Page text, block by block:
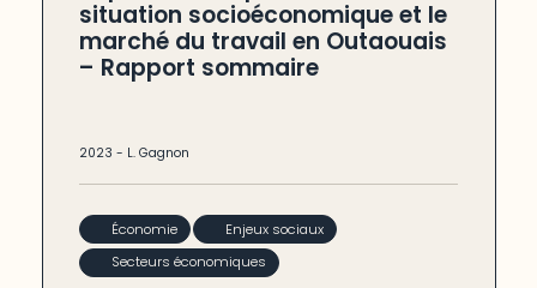
situation socioéconomique et le
marché du travail en Outaouais
– Rapport sommaire
2023- L. Gagnon
Économie
Enjeux sociaux
Secteurs économiques